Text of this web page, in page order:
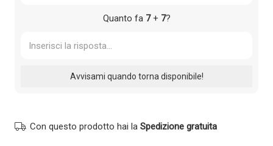
Quanto fa 7+ 7?
Con questo prodotto hai la Spedizione gratuita